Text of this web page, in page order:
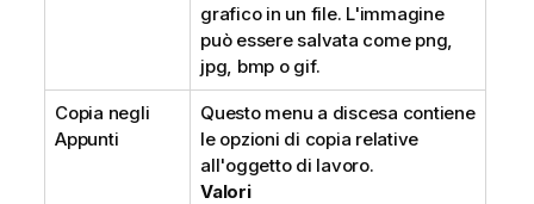
grafico in un file. L'immagine
può essere salvata come png,
jpg, bmp o gif.
Copia negli
Appunti
Questo menu a discesa contiene
le opzioni di copia relative
all'oggetto di lavoro.
Valori